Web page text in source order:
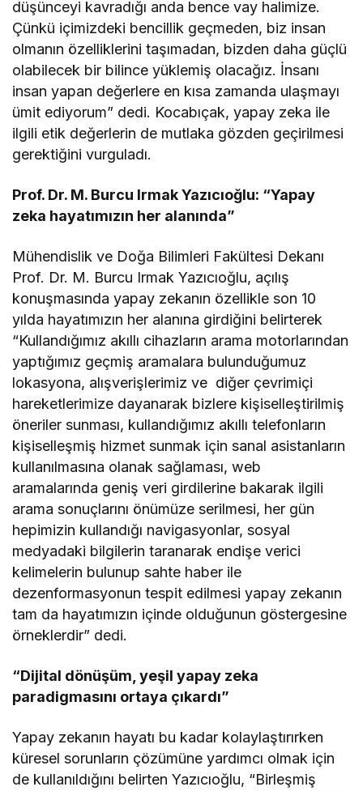
düşünceyi kavradığı anda bence vay halimize.
Çünkü içimizdeki bencillik geçmeden, biz insan
olmanın özelliklerini taşımadan, bizden daha güçlü
olabilecek bir bilince yüklemiş olacağız. İnsanı
insan yapan değerlere en kısa zamanda ulaşmayı
ümit ediyorum” dedi. Kocabıçak, yapay zeka ile
ilgili etik değerlerin de mutlaka gözden geçirilmesi
gerektiğini vurguladı.
Prof. Dr. M. Burcu Irmak Yazıcıoğlu: “Yapay
zeka hayatımızın her alanında”
Mühendislik ve Doğa Bilimleri Fakültesi Dekanı
Prof. Dr. M. Burcu Irmak Yazıcıoğlu, açılış
konuşmasında yapay zekanın özellikle son 10
yılda hayatımızın her alanına girdiğini belirterek
“Kullandığımız akıllı cihazların arama motorlarından
yaptığımız geçmiş aramalara bulunduğumuz
lokasyona, alışverişlerimiz ve diğer çevrimiçi
hareketlerimize dayanarak bizlere kişiselleştirilmiş
öneriler sunması, kullandığımız akıllı telefonların
kişiselleşmiş hizmet sunmak için sanal asistanların
kullanılmasına olanak sağlaması, web
aramalarında geniş veri girdilerine bakarak ilgili
arama sonuçlarını önümüze serilmesi, her gün
hepimizin kullandığı navigasyonlar, sosyal
medyadaki bilgilerin taranarak endişe verici
kelimelerin bulunup sahte haber ile
dezenformasyonun tespit edilmesi yapay zekanın
tam da hayatımızın içinde olduğunun göstergesine
örneklerdir” dedi.
“Dijital dönüşüm, yeşil yapay zeka
paradigmasını ortaya çıkardı”
Yapay zekanın hayatı bu kadar kolaylaştırırken
küresel sorunların çözümüne yardımcı olmak için
de kullanıldığını belirten Yazıcıoğlu, “Birleşmiş